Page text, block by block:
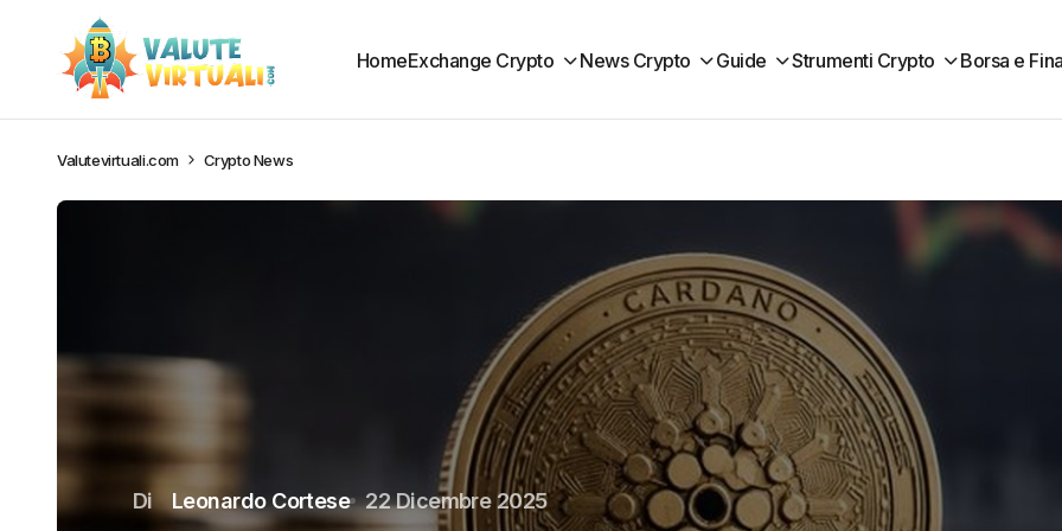
HomeExchange Crypto News Crypto Guide Strumenti Crypto Borsa e
Valutevirtuali.com Crypto News
Di Leonardo Cortese 22 Dicembre 2025